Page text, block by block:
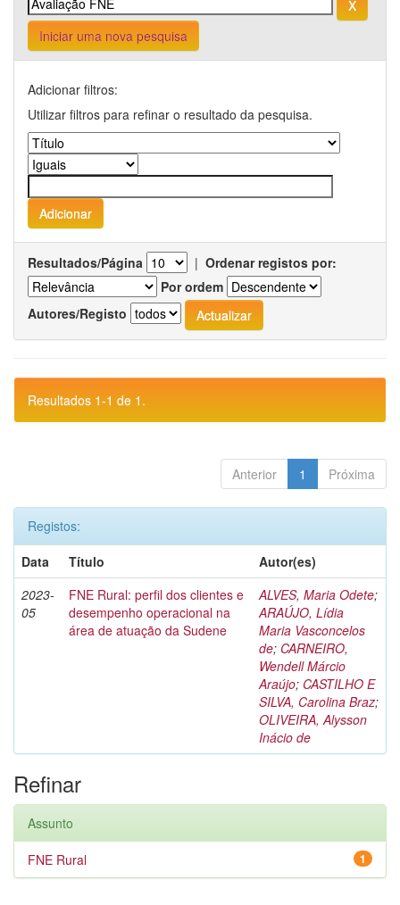
Iniciar uma nova pesquisa
Adicionar filtros:
Utilizar filtros para refinar o resultado da pesquisa.
Resultados/Página | Ordenar registos por:
Por ordem
Autores/Registo
Resultados 1-1 de 1.
Anterior 1 Próxima
Registos:
Data
Título
Autor(es)
2023-
05
FNE Rural: perfil dos clientes e
desempenho operacional na
área de atuação da Sudene
ALVES, Maria Odete;
ARAÚJO, Lídia
Maria Vasconcelos
de; CARNEIRO,
Wendell Márcio
Araújo; CASTILHO E
SILVA, Carolina Braz;
OLIVEIRA, Alysson
Inácio de
Refinar
Assunto
1
FNE Rural